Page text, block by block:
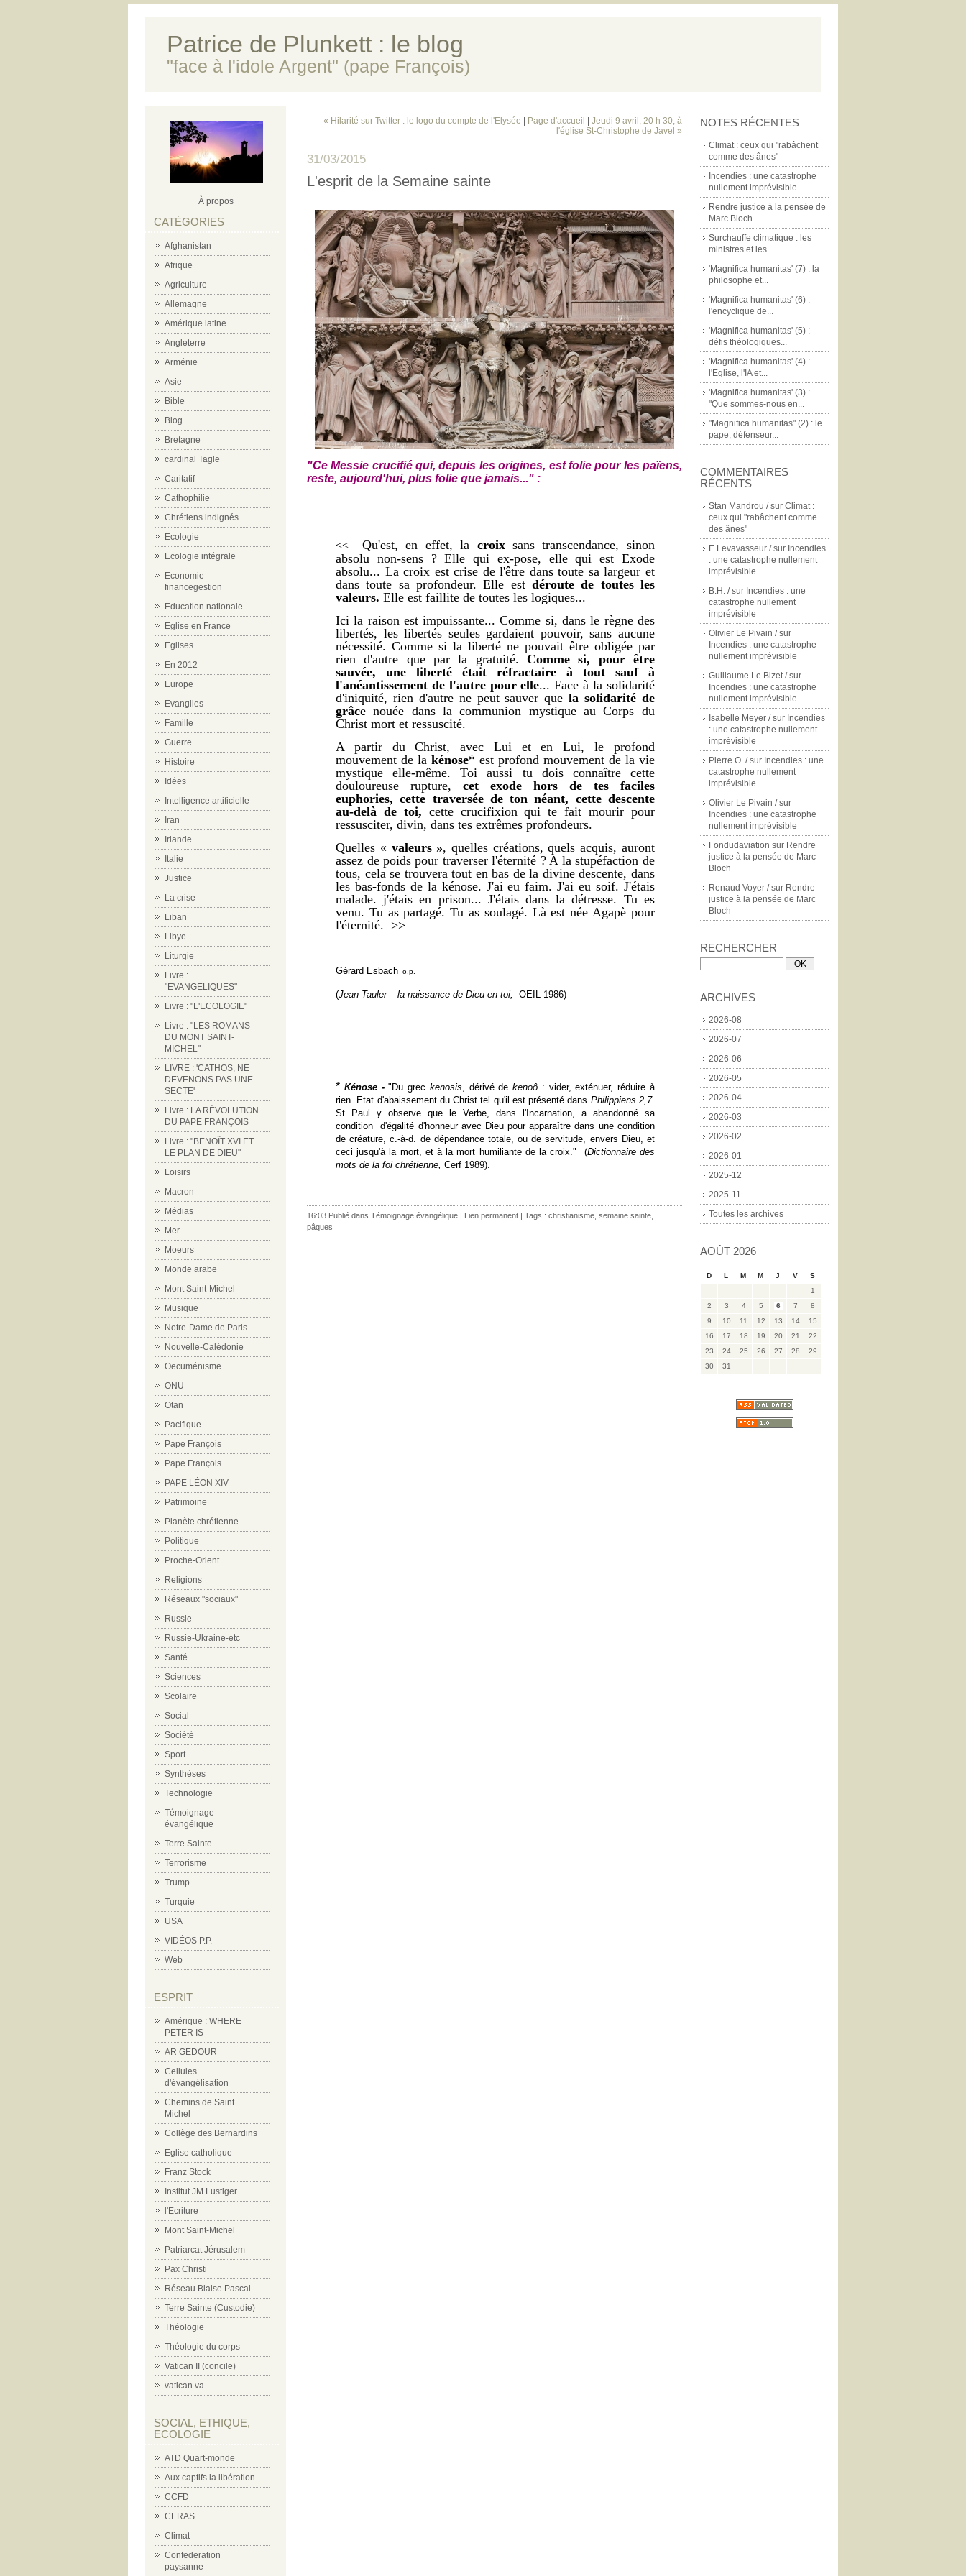
Patrice de Plunkett : le blog
"face à l'idole Argent" (pape François)
À propos
CATÉGORIES
Afghanistan
Afrique
Agriculture
Allemagne
Amérique latine
Angleterre
Arménie
Asie
Bible
Blog
Bretagne
cardinal Tagle
Caritatif
Cathophilie
Chrétiens indignés
Ecologie
Ecologie intégrale
Economie-
financegestion
Education nationale
Eglise en France
Eglises
En 2012
Europe
Evangiles
Famille
Guerre
Histoire
Idées
Intelligence artificielle
Iran
Irlande
Italie
Justice
La crise
Liban
Libye
Liturgie
Livre :
"EVANGELIQUES"
Livre : "L'ECOLOGIE"
Livre : "LES ROMANS
DU MONT SAINT-
MICHEL"
LIVRE : 'CATHOS, NE
DEVENONS PAS UNE
SECTE'
Livre : LA RÉVOLUTION
DU PAPE FRANÇOIS
Livre : "BENOÎT XVI ET
LE PLAN DE DIEU"
Loisirs
Macron
Médias
Mer
Moeurs
Monde arabe
Mont Saint-Michel
Musique
Notre-Dame de Paris
Nouvelle-Calédonie
Oecuménisme
ONU
Otan
Pacifique
Pape François
Pape François
PAPE LÉON XIV
Patrimoine
Planète chrétienne
Politique
Proche-Orient
Religions
Réseaux "sociaux"
Russie
Russie-Ukraine-etc
Santé
Sciences
Scolaire
Social
Société
Sport
Synthèses
Technologie
Témoignage
évangélique
Terre Sainte
Terrorisme
Trump
Turquie
USA
VIDÉOS P.P.
Web
ESPRIT
Amérique : WHERE
PETER IS
AR GEDOUR
Cellules
d'évangélisation
Chemins de Saint
Michel
Collège des Bernardins
Eglise catholique
Franz Stock
Institut JM Lustiger
l'Ecriture
Mont Saint-Michel
Patriarcat Jérusalem
Pax Christi
Réseau Blaise Pascal
Terre Sainte (Custodie)
Théologie
Théologie du corps
Vatican II (concile)
vatican.va
SOCIAL, ETHIQUE,
ECOLOGIE
ATD Quart-monde
Aux captifs la libération
CCFD
CERAS
Climat
Confederation
paysanne
NOTES RÉCENTES
Climat : ceux qui "rabâchent
comme des ânes"
Incendies : une catastrophe
nullement imprévisible
Rendre justice à la pensée de
Marc Bloch
Surchauffe climatique : les
ministres et les...
'Magnifica humanitas' (7) : la
philosophe et...
'Magnifica humanitas' (6) :
l'encyclique de...
'Magnifica humanitas' (5) :
défis théologiques...
'Magnifica humanitas' (4) :
l'Eglise, l'IA et...
'Magnifica humanitas' (3) :
"Que sommes-nous en...
"Magnifica humanitas" (2) : le
pape, défenseur...
COMMENTAIRES
RÉCENTS
Stan Mandrou /sur Climat :
ceux qui "rabâchent comme
des ânes"
E Levavasseur /sur Incendies
: une catastrophe nullement
imprévisible
B.H. /sur Incendies : une
catastrophe nullement
imprévisible
Olivier Le Pivain /sur
Incendies : une catastrophe
nullement imprévisible
Guillaume Le Bizet /sur
Incendies : une catastrophe
nullement imprévisible
Isabelle Meyer /sur Incendies
: une catastrophe nullement
imprévisible
Pierre O. /sur Incendies : une
catastrophe nullement
imprévisible
Olivier Le Pivain /sur
Incendies : une catastrophe
nullement imprévisible
Fondudaviation sur Rendre
justice à la pensée de Marc
Bloch
Renaud Voyer /sur Rendre
justice à la pensée de Marc
Bloch
RECHERCHER
ARCHIVES
2026-08
2026-07
2026-06
2026-05
2026-04
2026-03
2026-02
2026-01
2025-12
2025-11
Toutes les archives
AOÛT 2026
D L M M J V
S
1
2
3 4 5 6 7
8
9
10 11 12 13 14
15
16
17 18 19 20 21
22
23
24 25 26 27 28
29
30
31
« Hilarité sur Twitter : le logo du compte de l'Elysée Page d'accueil
Jeudi 9 avril, 20 h 30, à
l'église St-Christophe de Javel »
31/03/2015
L'esprit de la Semaine sainte
"Ce Messie crucifié qui, depuis les origines, est folie pour les païens,
reste, aujourd'hui, plus folie que jamais..." :
<< Qu'est, en effet, la croixsans transcendance, sinon
absolu non-sens ? Elle qui ex-pose, elle qui est Exode
absolu... La croix est crise de l'être dans toute sa largeur et
dans toute sa profondeur. Elle est déroute de toutes les
valeurs. Elle est faillite de toutes les logiques...
Ici la raison est impuissante... Comme si, dans le règne des
libertés, les libertés seules gardaient pouvoir, sans aucune
nécessité. Comme si la liberté ne pouvait être obligée par
rien d'autre que par la gratuité. Comme si, pour être
sauvée, une liberté était réfractaire à tout sauf à
l'anéantissement de l'autre pour elle... Face à la solidarité
d'iniquité, rien d'autre ne peut sauver quela solidarité de
grâce nouée dans la communion mystique au Corps du
Christ mort et ressuscité.
A partir du Christ, avec Lui et en Lui, le profond
mouvement de la kénose* est profond mouvement de la vie
mystique elle-même. Toi aussi tu dois connaître cette
douloureuse rupture, cet exode hors de tes faciles
euphories, cette traversée de ton néant, cette descente
au-delà de toi, cette crucifixion qui te fait mourir pour
ressusciter, divin, dans tes extrêmes profondeurs.
Quelles « valeurs », quelles créations, quels acquis, auront
assez de poids pour traverser l'éternité ? A la stupéfaction de
tous, cela se trouvera tout en bas de la divine descente, dans
les bas-fonds de la kénose. J'ai eu faim. J'ai eu soif. J'étais
malade. j'étais en prison... J'étais dans la détresse. Tu es
venu. Tu as partagé. Tu as soulagé. Là est née Agapè pour
l'éternité. >>
Gérard Esbach o.p.
(Jean Tauler – la naissance de Dieu en toi, OEIL 1986)
* Kénose -"Du grec kenosis, dérivé dekenoô : vider, exténuer, réduire à
rien. Etat d'abaissement du Christ tel qu'il est présenté dans Philippiens 2,7.
St Paul y observe que le Verbe, dans l'Incarnation, a abandonné sa
condition d'égalité d'honneur avec Dieu pour apparaître dans une condition
de créature, c.-à-d. de dépendance totale, ou de servitude, envers Dieu, et
ceci jusqu'à la mort, et à la mort humiliante de la croix." (Dictionnaire des
mots de la foi chrétienne, Cerf 1989).
16:03 Publié dans Témoignage évangélique | Lien permanent | Tags : christianisme semaine sainte
pâques